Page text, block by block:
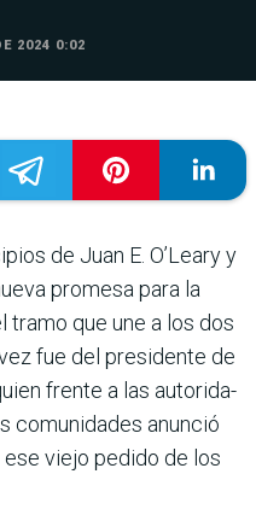
2024 0:02
de Juan E. O’Leary y
promesa para la
que une a los dos
fue del presidente de
frente a las autorida­
comunidades anunció
viejo pedido de los